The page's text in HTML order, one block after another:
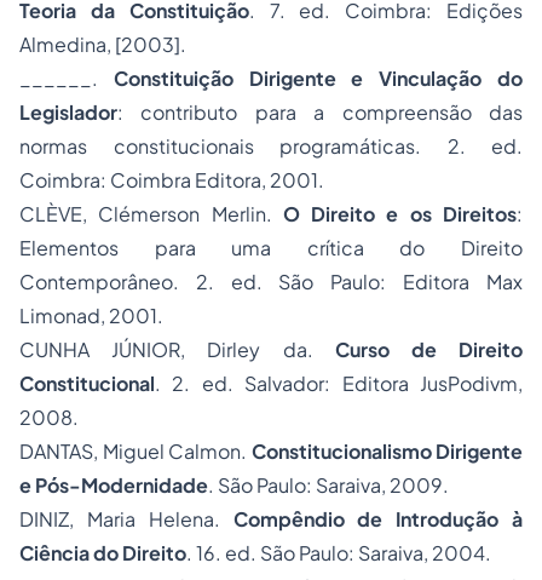
Teoria da Constituição. 7. ed. Coimbra: Edições
Almedina, [2003].
______. Constituição Dirigente e Vinculação do
Legislador: contributo para a compreensão das
normas constitucionais programáticas. 2. ed.
Coimbra: Coimbra Editora, 2001.
CLÈVE, Clémerson Merlin. O Direito e os Direitos:
Elementos para uma crítica do Direito
Contemporâneo. 2. ed. São Paulo: Editora Max
Limonad, 2001.
CUNHA JÚNIOR, Dirley da. Curso de Direito
Constitucional. 2. ed. Salvador: Editora JusPodivm,
2008.
DANTAS, Miguel Calmon. Constitucionalismo Dirigente
e Pós-Modernidade. São Paulo: Saraiva, 2009.
DINIZ, Maria Helena. Compêndio de Introdução à
Ciência do Direito. 16. ed. São Paulo: Saraiva, 2004.